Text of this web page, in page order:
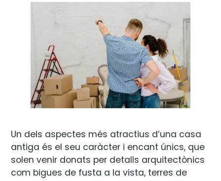
Un dels aspectes més atractius d’una casa
antiga és el seu caràcter i encant únics, que
solen venir donats per detalls arquitectònics
com bigues de fusta a la vista, terres de